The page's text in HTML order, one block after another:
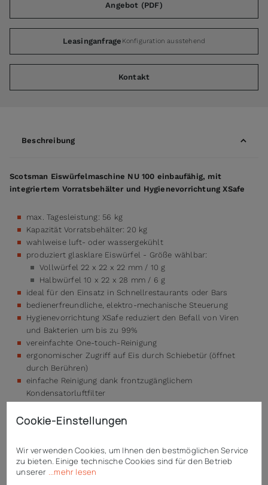
Angebot (PDF)
Leasinganfrage Konfiguration ausstehend
Kontakt
Beschreibung
Scotsman Eiswürfelmaschine NU 100 einbaufähig, mit
integriertem Vorratsbehälter und Hygienevorrichtung XSafe
max. Tagesleistung: 56 kg
Kapazität Vorratsbehälter: 20 kg
wahlweise luft- oder wassergekühlt
produziert glasklare Eiswürfel - Größe wählbar:
Vollwürfel 22 x 22 x 22 mm / 10 g
Halbwürfel 10 x 22 x 28 mm / 6 g
ideal für den Einsatz in Schnellrestaurants oder Bars
bedienerfreundliche, elektro-mechanische Steuerung
Hygienevorrichtung XSafe reduziert den Befall von Viren
und Bakterien um bis zu 99%
vereinfachte One-touch-Reinigung
ergonomischer Zugriff auf Eis durch Schiebetür (öffnet
durch Berühren)
einfache Reinigung dank frontzugänglichem
Kondensatorluftfilter
robustes Edelstahlgehäuse
Enthaltenes Zubehör
Cookie-Einstellungen
Wir verwenden Cookies, um Ihnen den bestmöglichen Service
zu bieten. Einige technische Cookies sind für den Betrieb
unserer
...mehr lesen